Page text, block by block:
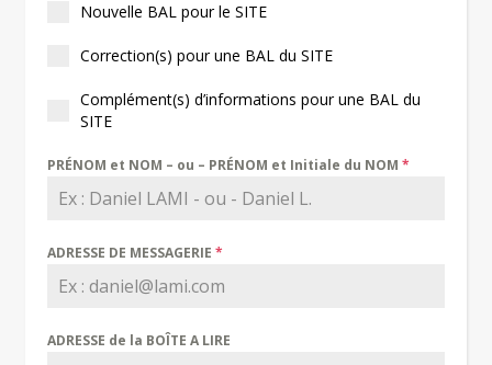
Nouvelle BAL pour le SITE
Correction(s) pour une BAL du SITE
Complément(s) d’informations pour une BAL du
SITE
PRÉNOM et NOM – ou – PRÉNOM et Initiale du NOM *
ADRESSE DE MESSAGERIE *
ADRESSE de la BOÎTE A LIRE